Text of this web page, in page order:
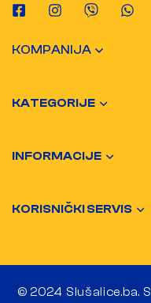
KOMPANIJA
KATEGORIJE
INFORMACIJE
KORISNIČKI SERVIS
© 2024 Slušalice.ba.